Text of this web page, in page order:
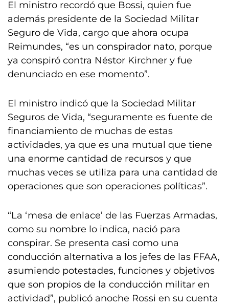
El ministro recordó que Bossi, quien fue
además presidente de la Sociedad Militar
Seguro de Vida, cargo que ahora ocupa
Reimundes, “es un conspirador nato, porque
ya conspiró contra Néstor Kirchner y fue
denunciado en ese momento”.
El ministro indicó que la Sociedad Militar
Seguros de Vida, “seguramente es fuente de
financiamiento de muchas de estas
actividades, ya que es una mutual que tiene
una enorme cantidad de recursos y que
muchas veces se utiliza para una cantidad de
operaciones que son operaciones políticas”.
“La ‘mesa de enlace’ de las Fuerzas Armadas,
como su nombre lo indica, nació para
conspirar. Se presenta casi como una
conducción alternativa a los jefes de las FFAA,
asumiendo potestades, funciones y objetivos
que son propios de la conducción militar en
actividad”, publicó anoche Rossi en su cuenta